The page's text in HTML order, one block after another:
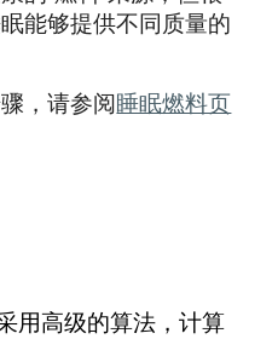
能够提供不同质量的
，请参阅 睡眠燃料页
用高级的算法，计算